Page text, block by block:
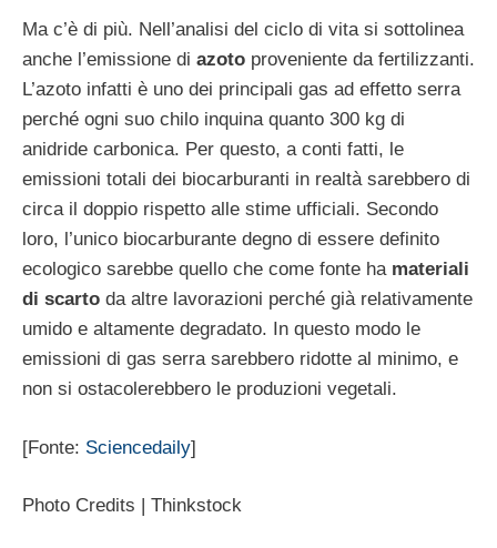
Ma c’è di più. Nell’analisi del ciclo di vita si sottolinea
anche l’emissione di azoto proveniente da fertilizzanti.
L’azoto infatti è uno dei principali gas ad effetto serra
perché ogni suo chilo inquina quanto 300 kg di
anidride carbonica. Per questo, a conti fatti, le
emissioni totali dei biocarburanti in realtà sarebbero di
circa il doppio rispetto alle stime ufficiali. Secondo
loro, l’unico biocarburante degno di essere definito
ecologico sarebbe quello che come fonte ha materiali
di scarto da altre lavorazioni perché già relativamente
umido e altamente degradato. In questo modo le
emissioni di gas serra sarebbero ridotte al minimo, e
non si ostacolerebbero le produzioni vegetali.
[Fonte: Sciencedaily]
Photo Credits | Thinkstock